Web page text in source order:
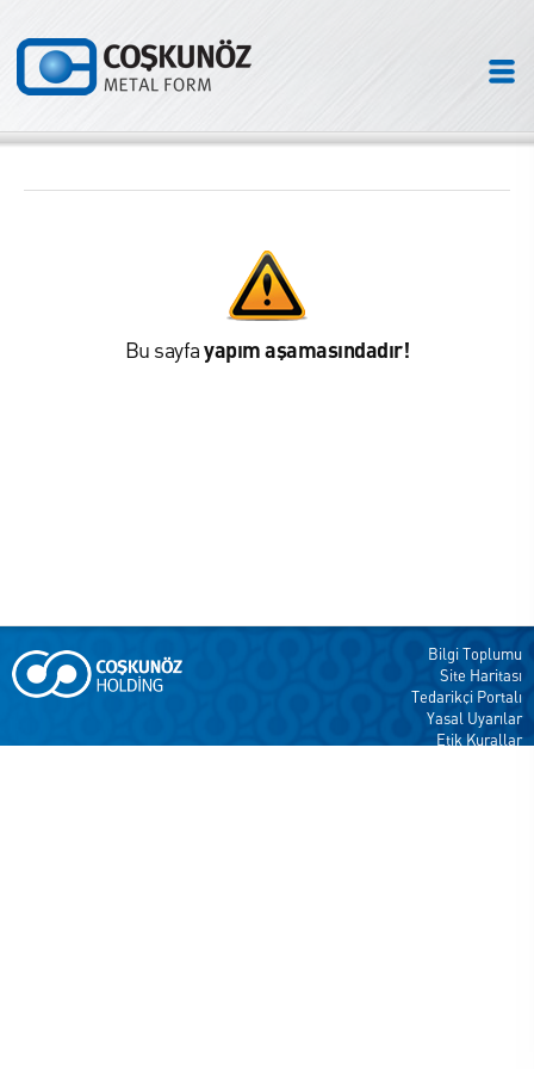
Bu sayfayapım aşamasındadır!
Bilgi Toplumu
Site Haritası
Tedarikçi Portalı
Yasal Uyarılar
Etik Kurallar